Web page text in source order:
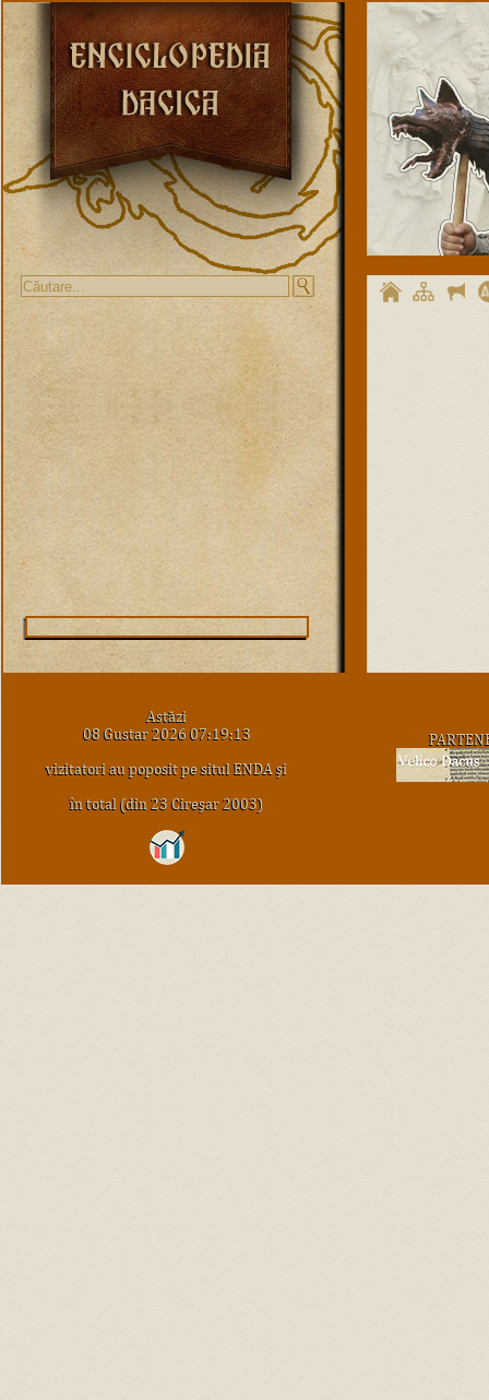
Astăzi
08 Gustar 2026 07:19:13
vizitatori au poposit pe situl ENDA şi
în total (din 23 Cireşar 2003)